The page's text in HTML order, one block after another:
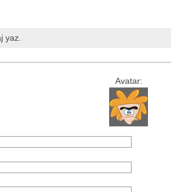
yaz.
Avatar: